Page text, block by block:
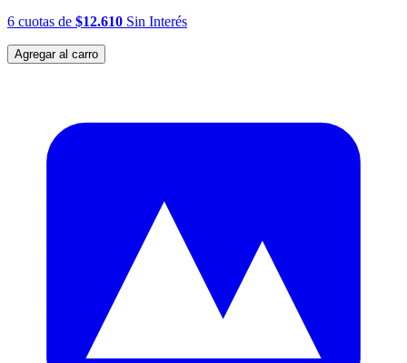
6 cuotas de $12.610 Sin Interés
Agregar al carro